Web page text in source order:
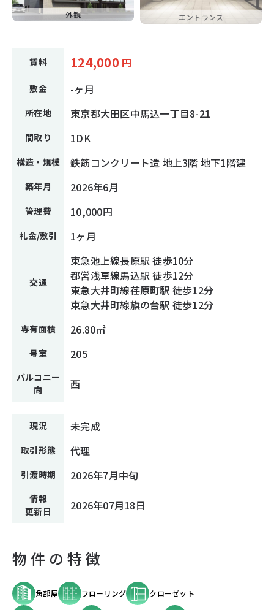
外観 エントランス
賃料 124,000 円
敷金 -ヶ月
所在地 東京都大田区中馬込一丁目8-21
間取り 1DK
構造・規模 鉄筋コンクリート造 地上3階 地下1階建
築年月 2026年6月
管理費 10,000円
礼金/敷引 1ヶ月
交通
東急池上線長原駅 徒歩10分
都営浅草線馬込駅 徒歩12分
東急大井町線荏原町駅 徒歩12分
東急大井町線旗の台駅 徒歩12分
専有面積 26.80㎡
号室 205
バルコニー
向
西
現況 未完成
取引形態 代理
引渡時期 2026年7月中旬
情報
更新日
2026年07月18日
物件の特徴
角部屋 フローリング クローゼット